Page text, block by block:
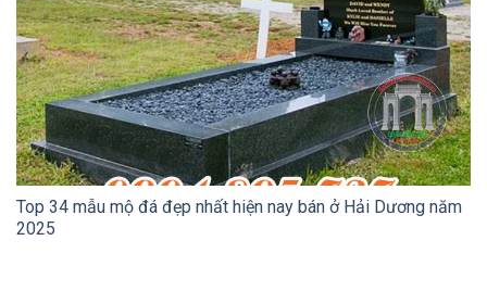
Top 34 mẫu mộ đá đẹp nhất hiện nay bán ở Hải Dương năm
2025